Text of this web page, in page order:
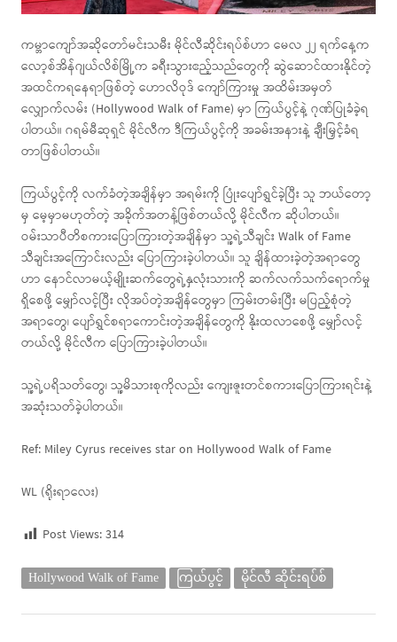
ကမ္ဘာကျော်အဆိုတော်မင်းသမီး မိုင်လီဆိုင်းရပ်စ်ဟာ မေလ ၂၂ ရက်နေ့က
လော့စ်အိန်ဂျယ်လိစ်မြို့က ခရီးသွားဧည့်သည်တွေကို ဆွဲဆောင်ထားနိုင်တဲ့
အထင်ကရနေရာဖြစ်တဲ့ ဟောလိဝုဒ် ကျော်ကြားမှု အထိမ်းအမှတ်
လျှောက်လမ်း (Hollywood Walk of Fame) မှာ ကြယ်ပွင့်နဲ့ ဂုဏ်ပြုခံခဲ့ရ
ပါတယ်။ ဂရမ်မီဆုရှင် မိုင်လီက ဒီကြယ်ပွင့်ကို အခမ်းအနားနဲ့ ချီးမြှင့်ခံရ
တာဖြစ်ပါတယ်။
ကြယ်ပွင့်ကို လက်ခံတဲ့အချိန်မှာ အရမ်းကို ပြုံးပျော်ရွှင်ခဲ့ပြီး သူ ဘယ်တော့
မှ မေ့မှာမဟုတ်တဲ့ အခိုက်အတန့်ဖြစ်တယ်လို့ မိုင်လီက ဆိုပါတယ်။
ဝမ်းသာပီတိစကားပြောကြားတဲ့အချိန်မှာ သူ့ရဲ့သီချင်း Walk of Fame
သီချင်းအကြောင်းလည်း ပြောကြားခဲ့ပါတယ်။ သူ ချိန်ထားခဲ့တဲ့အရာတွေ
ဟာ နောင်လာမယ့်မျိုးဆက်တွေရဲ့နှလုံးသားကို ဆက်လက်သက်ရောက်မှု
ရှိစေဖို့ မျှော်လင့်ပြီး လိုအပ်တဲ့အချိန်တွေမှာ ကြမ်းတမ်းပြီး မပြည့်စုံတဲ့
အရာတွေ၊ ပျော်ရွှင်စရာကောင်းတဲ့အချိန်တွေကို နိုးထလာစေဖို့ မျှော်လင့်
တယ်လို့ မိုင်လီက ပြောကြားခဲ့ပါတယ်။
သူ့ရဲ့ပရိသတ်တွေ၊ သူ့မိသားစုကိုလည်း ကျေးဇူးတင်စကားပြောကြားရင်းနဲ့
အဆုံးသတ်ခဲ့ပါတယ်။
Ref: Miley Cyrus receives star on Hollywood Walk of Fame
WL (ရိုးရာလေး)
Post Views:314
Hollywood Walk of Fame ကြယ်ပွင့် မိုင်လီ ဆိုင်းရပ်စ်